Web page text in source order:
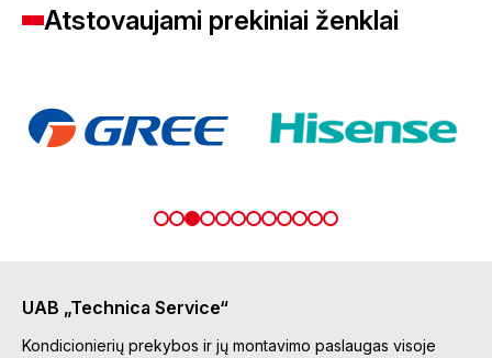
Atstovaujami prekiniai ženklai
UAB „Technica Service“
Kondicionierių prekybos ir jų montavimo paslaugas visoje